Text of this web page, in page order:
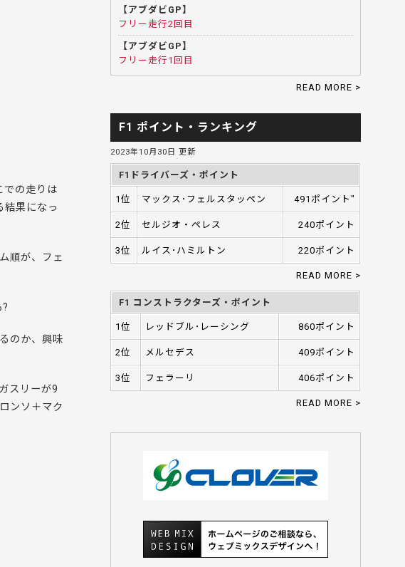
での走りは
結果になっ
順が、フェ
のか、興味
スリーが9
ンソ＋マク
【アブダビGP】
フリー走行2回目
【アブダビGP】
フリー走行1回目
READ MORE >
F1 ポイント・ランキング
2023年10月30日 更新
F1ドライバーズ・ポイント
1位 マックス･フェルスタッペン 491ポイント"
2位 セルジオ・ペレス 240ポイント
3位 ルイス･ハミルトン 220ポイント
READ MORE >
F1 コンストラクターズ・ポイント
1位 レッドブル･レーシング 860ポイント
2位 メルセデス 409ポイント
3位 フェラーリ 406ポイント
READ MORE >